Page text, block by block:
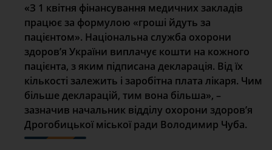
«З 1 квітня фінансування медичних закладів
працює за формулою «гроші йдуть за
пацієнтом». Національна служба охорони
здоров’я України виплачує кошти на кожного
пацієнта, з яким підписана декларація. Від їх
кількості залежить і заробітна плата лікаря. Чим
більше декларацій, тим вона більша», –
зазначив начальник відділу охорони здоров’я
Дрогобицької міської ради Володимир Чуба.